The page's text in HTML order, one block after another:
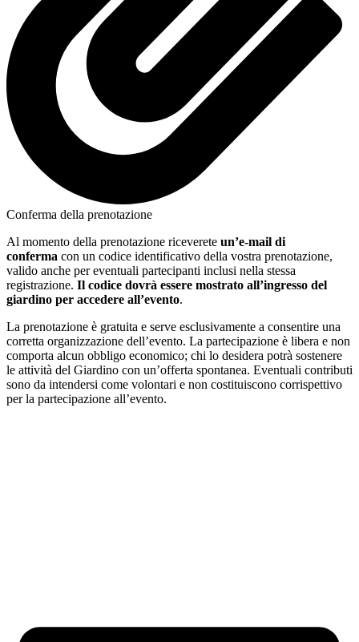
Conferma della prenotazione
Al momento della prenotazione riceverete un’e-mail di
conferma con un codice identificativo della vostra prenotazione,
valido anche per eventuali partecipanti inclusi nella stessa
registrazione. Il codice dovrà essere mostrato all’ingresso del
giardino per accedere all’evento.
La prenotazione è gratuita e serve esclusivamente a consentire una
corretta organizzazione dell’evento. La partecipazione è libera e non
comporta alcun obbligo economico; chi lo desidera potrà sostenere
le attività del Giardino con un’offerta spontanea. Eventuali contributi
sono da intendersi come volontari e non costituiscono corrispettivo
per la partecipazione all’evento.